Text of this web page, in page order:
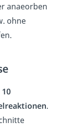
anaeorben
ohne
10
.